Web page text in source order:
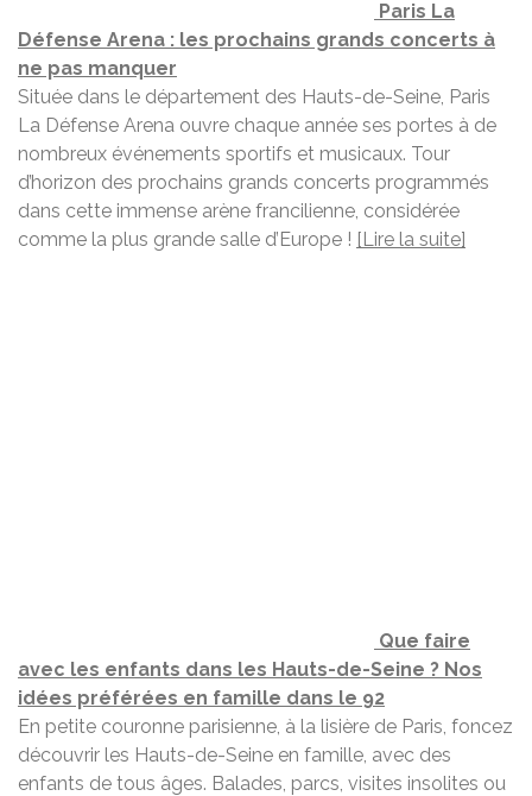
Paris La
Défense Arena : les prochains grands concerts à
ne pas manquer
Située dans le département des Hauts-de-Seine, Paris
La Défense Arena ouvre chaque année ses portes à de
nombreux événements sportifs et musicaux. Tour
d’horizon des prochains grands concerts programmés
dans cette immense arène francilienne, considérée
comme la plus grande salle d’Europe ! [Lire la suite]
Que faire
avec les enfants dans les Hauts-de-Seine ? Nos
idées préférées en famille dans le 92
En petite couronne parisienne, à la lisière de Paris, foncez
découvrir les Hauts-de-Seine en famille, avec des
enfants de tous âges. Balades, parcs, visites insolites ou